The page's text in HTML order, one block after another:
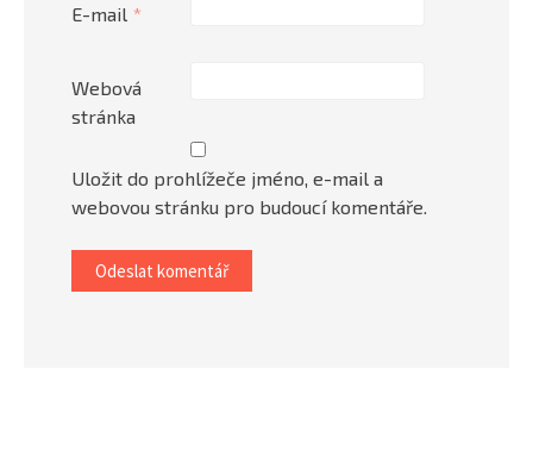
E-mail *
Webová
stránka
Uložit do prohlížeče jméno, e-mail a
webovou stránku pro budoucí komentáře.